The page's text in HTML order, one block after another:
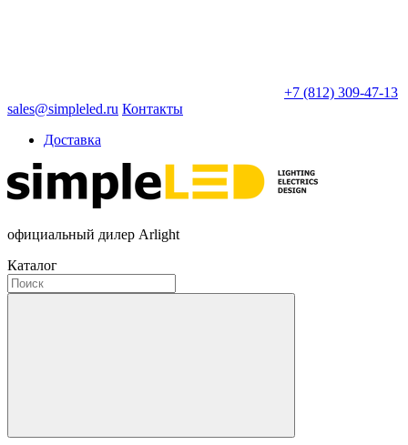
+7 (812) 309-47-13
sales@simpleled.ru Контакты
Доставка
официальный дилер Arlight
Каталог